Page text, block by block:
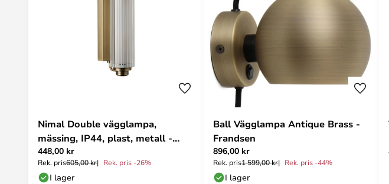
Nimal Double vägglampa,
mässing, IP44, plast, metall -
Nordlux
448,00 kr
Rek. pris605,00 kr Rek. pris -26%
I lager
Ball Vägglampa Antique Brass -
Frandsen
896,00 kr
Rek. pris1 599,00 kr Rek. pris -44%
I lager